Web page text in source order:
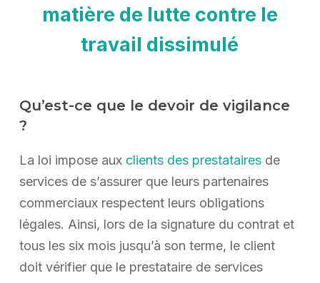
matière de lutte contre le
travail dissimulé
Qu’est-ce que le devoir de vigilance
?
La loi impose aux clients des prestatairesde
services de s’assurer que leurs partenaires
commerciaux respectent leurs obligations
légales. Ainsi, lors de la signature du contrat et
tous les six mois jusqu’à son terme, le client
doit vérifier que le prestataire de services